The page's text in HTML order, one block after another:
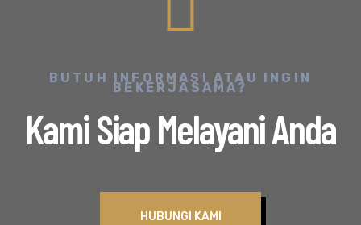
BUTUH INFORMASI ATAU INGIN
BEKERJASAMA?
Kami Siap Melayani Anda
HUBUNGI KAMI